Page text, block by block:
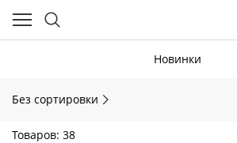
Новинки
Без сортировки
Товаров: 38